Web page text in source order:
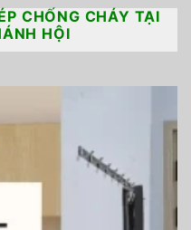
CHỐNG CHÁY TẠI
HỘI